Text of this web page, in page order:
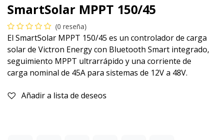
SmartSolar MPPT 150/45
(0 reseña)
El SmartSolar MPPT 150/45 es un controlador de carga
solar de Victron Energy con Bluetooth Smart integrado,
seguimiento MPPT ultrarrápido y una corriente de
carga nominal de 45A para sistemas de 12V a 48V.
Añadir a lista de deseos